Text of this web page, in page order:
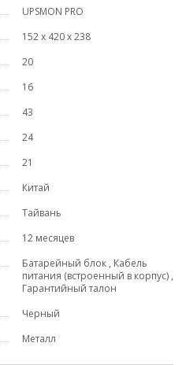
UPSMON PRO
152 x 420 x 238
20
16
43
24
21
Китай
Тайвань
12 месяцев
Батарейный блок , Кабель
питания (встроенный в корпус) ,
Гарантийный талон
Черный
Металл